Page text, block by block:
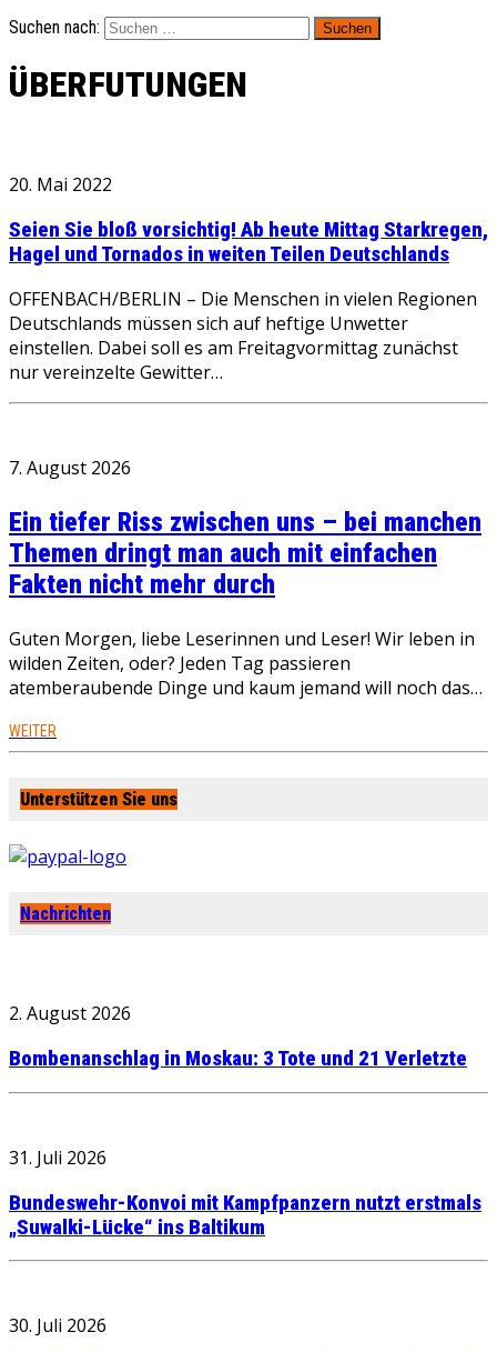
Suchen nach:
ÜBERFUTUNGEN
20. Mai 2022
Seien Sie bloß vorsichtig! Ab heute Mittag Starkregen,
Hagel und Tornados in weiten Teilen Deutschlands
OFFENBACH/BERLIN – Die Menschen in vielen Regionen
Deutschlands müssen sich auf heftige Unwetter
einstellen. Dabei soll es am Freitagvormittag zunächst
nur vereinzelte Gewitter…
7. August 2026
Ein tiefer Riss zwischen uns – bei manchen
Themen dringt man auch mit einfachen
Fakten nicht mehr durch
Guten Morgen, liebe Leserinnen und Leser! Wir leben in
wilden Zeiten, oder? Jeden Tag passieren
atemberaubende Dinge und kaum jemand will noch das…
WEITER
Unterstützen Sie uns
Nachrichten
2. August 2026
Bombenanschlag in Moskau: 3 Tote und 21 Verletzte
31. Juli 2026
Bundeswehr-Konvoi mit Kampfpanzern nutzt erstmals
„Suwalki-Lücke“ ins Baltikum
30. Juli 2026